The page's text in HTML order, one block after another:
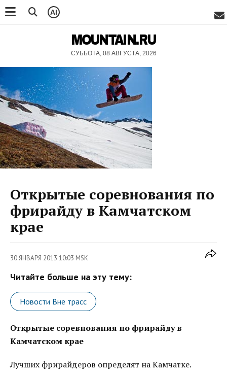
AI
MOUNTAIN.RU
СУББОТА, 08 АВГУСТА, 2026
Открытые соревнования по
фрирайду в Камчатском
крае
30 ЯНВАРЯ 2013 10:03 MSK
Читайте больше на эту тему:
Новости Вне трасс
Открытые соревнования по фрирайду в
Камчатском крае
Лучших фрирайдеров определят на Камчатке.